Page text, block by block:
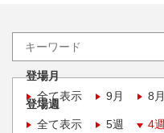
登場月
全て表示
9月 8月
登場週
全て表示
5週 4週